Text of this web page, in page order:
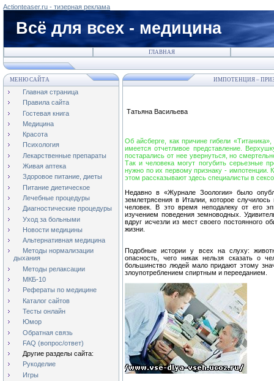
Actionteaser.ru - тизерная реклама
Всё для всех - медицина
ГЛАВНАЯ
МЕНЮ САЙТА
Главная страница
Правила сайта
Гостевая книга
Медицина
Красота
Психология
Лекарственные препараты
Живая аптека
Здоровое питание, диеты
Питание диетическое
Лечебные процедуры
Диагностические процедуры
Уход за больными
Новости медицины
Альтернативная медицина
Методы нормализации
дыхания
Методы релаксации
МКБ-10
Рефераты по медицине
Каталог сайтов
Тесты онлайн
Юмор
Обратная связь
FAQ (вопрос/ответ)
Другие разделы сайта:
Рукоделие
Игры
ИМПОТЕНЦИЯ –
Татьяна Васильева
Об айсберге, как причине гибели
имеется отчетливое представление.
постарались от нее увернуться, но
Так и человека могут погубить серьезные
нужно по их первому признаку -
этом рассказывают здесь специалисты в
Недавно в «Журнале Зоологии» было
землетрясения в Италии, которое
человек. В это время неподалеку от его
изучением поведения земноводных.
вдруг исчезли из мест своего постоянного
жизни.
Подобные истории у всех на слуху:
опасность, чего никак нельзя сказать о
большинство людей мало придают этому
злоупотреблением спиртным и перееданием.